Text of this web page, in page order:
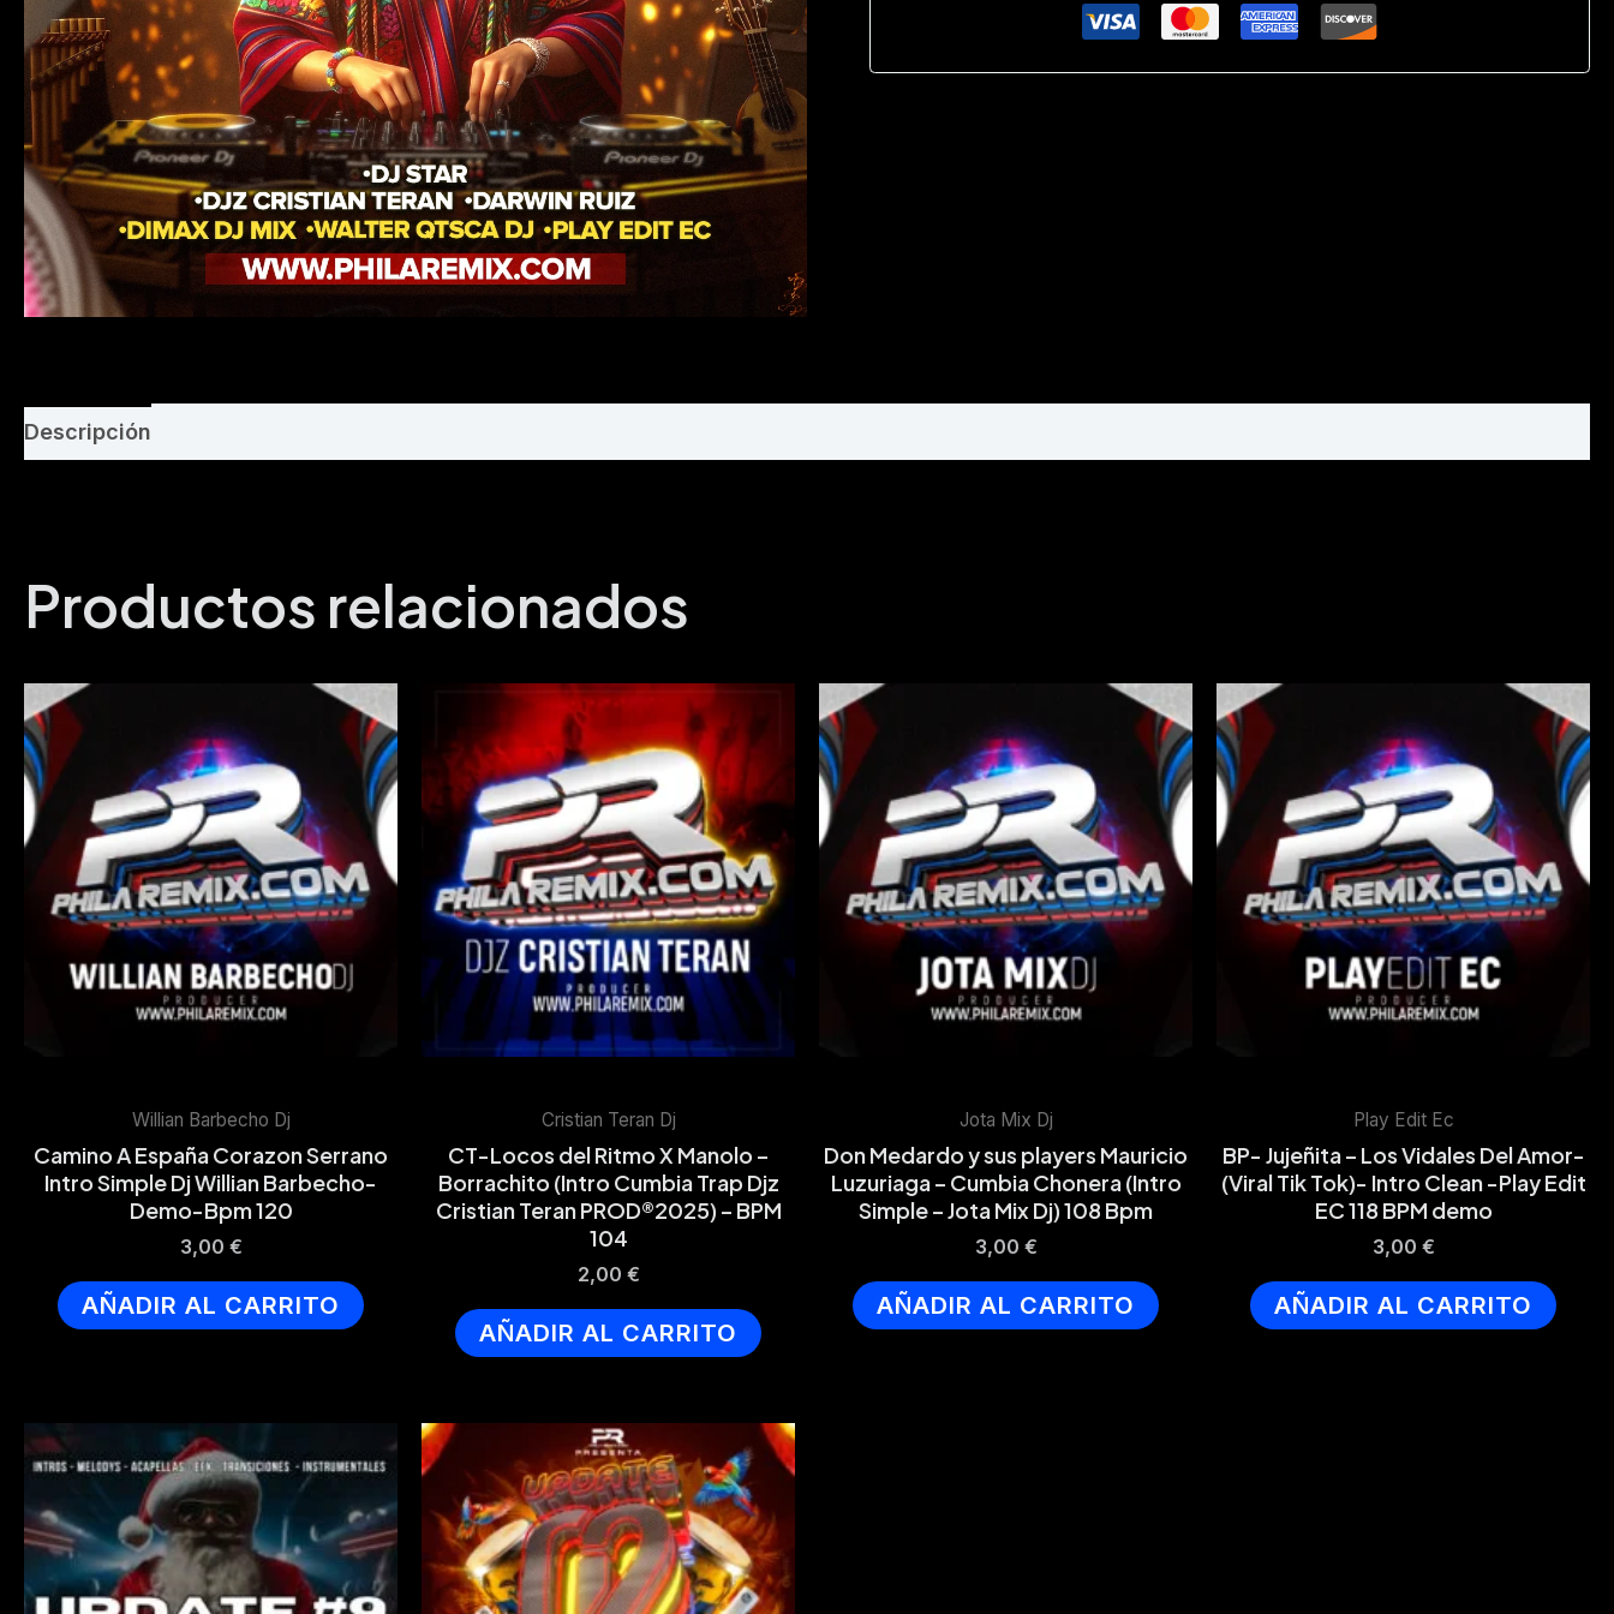
114
Descripción
Productos relacionados
Willian Barbecho Dj
Camino A España Corazon Serrano
Intro Simple Dj Willian Barbecho-
Demo-Bpm 120
3,00 €
AÑADIR AL CARRITO
Cristian Teran Dj
CT-Locos del Ritmo X Manolo –
Borrachito (Intro Cumbia Trap Djz
Cristian Teran PROD®2025) – BPM
104
2,00 €
AÑADIR AL CARRITO
Jota Mix Dj
Don Medardo y sus players Mauricio
Luzuriaga – Cumbia Chonera (Intro
Simple – Jota Mix Dj) 108 Bpm
3,00 €
AÑADIR AL CARRITO
Play Edit Ec
BP- Jujeñita – Los Vidales Del Amor-
(Viral Tik Tok)- Intro Clean -Play Edit
EC 118 BPM demo
3,00 €
AÑADIR AL CARRITO